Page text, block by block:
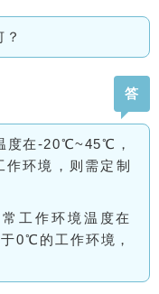
答
度在-20℃~45℃ ，
作环境， 则 需定制
工作环境温度在
0℃的工作环境，